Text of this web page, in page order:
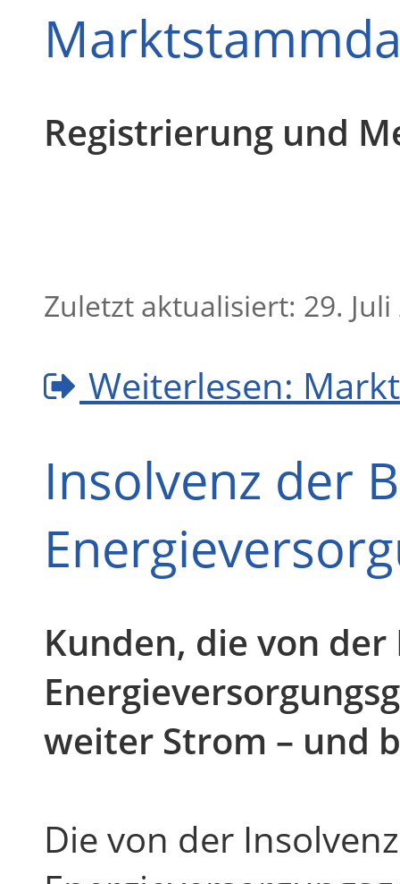
Registrierung und
Zuletzt aktualisiert: 29. Juli
Weiterlesen:
Insolvenz der
Kunden, die von
weiter Strom – und
Die von der